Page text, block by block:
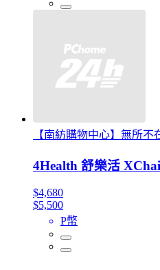
【南紡購物中心】無所不
4Health 舒樂活
$4,680
$5,500
P幣